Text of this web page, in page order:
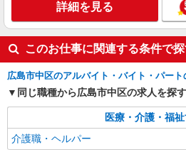
詳細を見る
このお仕事に関連する条件で
広島市中区のアルバイト・バイト・パー
同じ職種から広島市中区の求人を探す
医療・介護・福
介護職・ヘルパー